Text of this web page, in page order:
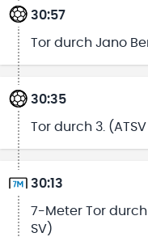
30:57
Tor durch Jano
30:35
Tor durch 3.
30:13
7-Meter Tor
SV)